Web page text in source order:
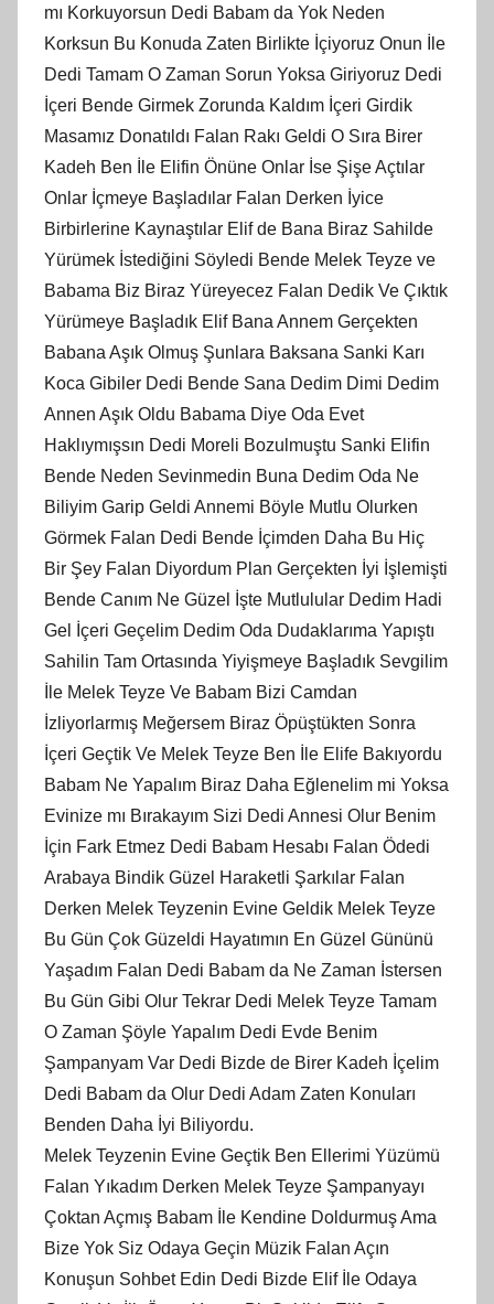
mı Korkuyorsun Dedi Babam da Yok Neden
Korksun Bu Konuda Zaten Birlikte İçiyoruz Onun İle
Dedi Tamam O Zaman Sorun Yoksa Giriyoruz Dedi
İçeri Bende Girmek Zorunda Kaldım İçeri Girdik
Masamız Donatıldı Falan Rakı Geldi O Sıra Birer
Kadeh Ben İle Elifin Önüne Onlar İse Şişe Açtılar
Onlar İçmeye Başladılar Falan Derken İyice
Birbirlerine Kaynaştılar Elif de Bana Biraz Sahilde
Yürümek İstediğini Söyledi Bende Melek Teyze ve
Babama Biz Biraz Yüreyecez Falan Dedik Ve Çıktık
Yürümeye Başladık Elif Bana Annem Gerçekten
Babana Aşık Olmuş Şunlara Baksana Sanki Karı
Koca Gibiler Dedi Bende Sana Dedim Dimi Dedim
Annen Aşık Oldu Babama Diye Oda Evet
Haklıymışsın Dedi Moreli Bozulmuştu Sanki Elifin
Bende Neden Sevinmedin Buna Dedim Oda Ne
Biliyim Garip Geldi Annemi Böyle Mutlu Olurken
Görmek Falan Dedi Bende İçimden Daha Bu Hiç
Bir Şey Falan Diyordum Plan Gerçekten İyi İşlemişti
Bende Canım Ne Güzel İşte Mutlulular Dedim Hadi
Gel İçeri Geçelim Dedim Oda Dudaklarıma Yapıştı
Sahilin Tam Ortasında Yiyişmeye Başladık Sevgilim
İle Melek Teyze Ve Babam Bizi Camdan
İzliyorlarmış Meğersem Biraz Öpüştükten Sonra
İçeri Geçtik Ve Melek Teyze Ben İle Elife Bakıyordu
Babam Ne Yapalım Biraz Daha Eğlenelim mi Yoksa
Evinize mı Bırakayım Sizi Dedi Annesi Olur Benim
İçin Fark Etmez Dedi Babam Hesabı Falan Ödedi
Arabaya Bindik Güzel Haraketli Şarkılar Falan
Derken Melek Teyzenin Evine Geldik Melek Teyze
Bu Gün Çok Güzeldi Hayatımın En Güzel Gününü
Yaşadım Falan Dedi Babam da Ne Zaman İstersen
Bu Gün Gibi Olur Tekrar Dedi Melek Teyze Tamam
O Zaman Şöyle Yapalım Dedi Evde Benim
Şampanyam Var Dedi Bizde de Birer Kadeh İçelim
Dedi Babam da Olur Dedi Adam Zaten Konuları
Benden Daha İyi Biliyordu.
Melek Teyzenin Evine Geçtik Ben Ellerimi Yüzümü
Falan Yıkadım Derken Melek Teyze Şampanyayı
Çoktan Açmış Babam İle Kendine Doldurmuş Ama
Bize Yok Siz Odaya Geçin Müzik Falan Açın
Konuşun Sohbet Edin Dedi Bizde Elif İle Odaya